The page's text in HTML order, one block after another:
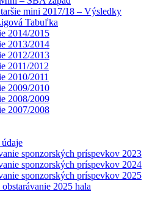
mini 2017/18 – Výsledky
Tabuľka
2014/2015
2013/2014
2012/2013
2011/2012
2010/2011
2009/2010
2008/2009
2007/2008
sponzorských príspevkov 2023
sponzorských príspevkov 2024
sponzorských príspevkov 2025
obstarávanie 2025 hala